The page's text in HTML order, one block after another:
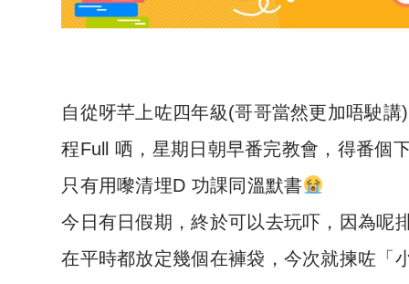
自從呀芊上咗四年級(哥哥當然更加唔駛
程Full 哂，星期日朝早番完教會，得番個
只有用嚟清埋D 功課同溫默書
今日有日假期，終於可以去玩吓，因為呢
在平時都放定幾個在褲袋，今次就揀咗「